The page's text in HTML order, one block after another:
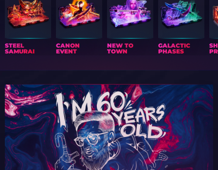
STEEL
SAMURAI
CANON
EVENT
NEW TO
TOWN
GALACTIC
PHASES